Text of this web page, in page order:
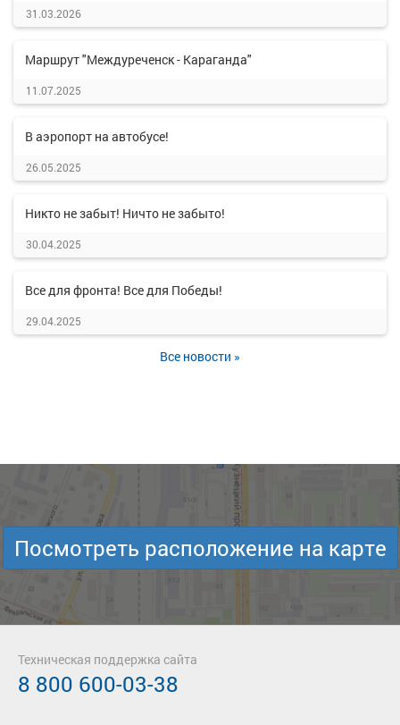
31.03.2026
Маршрут "Междуреченск - Караганда"
11.07.2025
В аэропорт на автобусе!
26.05.2025
Никто не забыт! Ничто не забыто!
30.04.2025
Все для фронта! Все для Победы!
29.04.2025
Все новости »
Посмотреть расположение на карте
Техническая поддержка сайта
8 800 600-03-38